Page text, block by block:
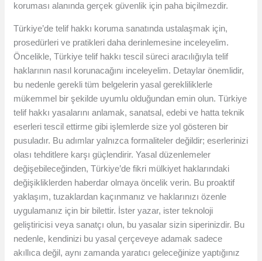
koruması alanında gerçek güvenlik için paha biçilmezdir.
Türkiye’de telif hakkı koruma sanatında ustalaşmak için,
prosedürleri ve pratikleri daha derinlemesine inceleyelim.
Öncelikle, Türkiye telif hakkı tescil süreci aracılığıyla telif
haklarının nasıl korunacağını inceleyelim. Detaylar önemlidir,
bu nedenle gerekli tüm belgelerin yasal gerekliliklerle
mükemmel bir şekilde uyumlu olduğundan emin olun. Türkiye
telif hakkı yasalarını anlamak, sanatsal, edebi ve hatta teknik
eserleri tescil ettirme gibi işlemlerde size yol gösteren bir
pusuladır. Bu adımlar yalnızca formaliteler değildir; eserlerinizi
olası tehditlere karşı güçlendirir. Yasal düzenlemeler
değişebileceğinden, Türkiye’de fikri mülkiyet haklarındaki
değişikliklerden haberdar olmaya öncelik verin. Bu proaktif
yaklaşım, tuzaklardan kaçınmanız ve haklarınızı özenle
uygulamanız için bir bilettir. İster yazar, ister teknoloji
geliştiricisi veya sanatçı olun, bu yasalar sizin siperinizdir. Bu
nedenle, kendinizi bu yasal çerçeveye adamak sadece
akıllıca değil, aynı zamanda yaratıcı geleceğinize yaptığınız